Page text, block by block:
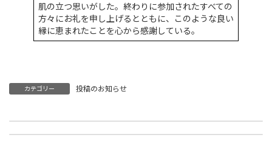
肌の立つ思いがした。終わりに参加されたすべての
方々にお礼を申し上げるとともに、このような良い
縁に恵まれたことを心から感謝している。
カテゴリー 投稿のお知らせ
第43回 ゴルフコンペ結果報告 木更津ゴルフクラブ